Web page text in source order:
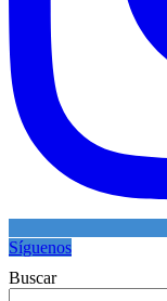
Síguenos
Buscar